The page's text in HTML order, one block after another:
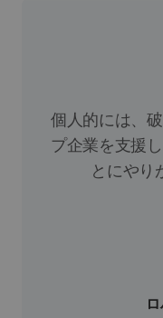
個人的には、
プ企業を支援
とにやり